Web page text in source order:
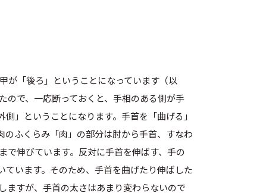
が「後ろ」ということになっています（以
ので、一応断っておくと、手相のある側が手
」ということになります。手首を「曲げる」
ふくらみ「肉」の部分は肘から手首、すなわ
で伸びています。反対に手首を伸ばす、手の
います。そのため、手首を曲げたり伸ばした
ますが、手首の太さはあまり変わらないので